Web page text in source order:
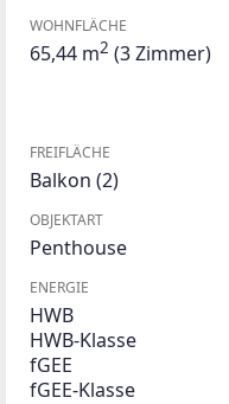
WOHNFLÄCHE
65,44 m2 (3 Zimmer)
FREIFLÄCHE
Balkon (2)
OBJEKTART
Penthouse
ENERGIE
HWB
HWB-Klasse
fGEE
fGEE-Klasse